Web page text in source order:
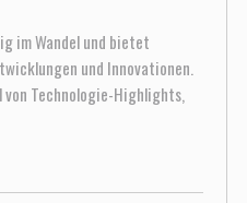
im Wandel und bietet
und Innovationen.
Technologie-Highlights,